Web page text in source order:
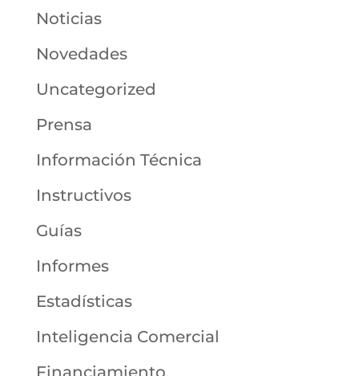
Noticias
Novedades
Uncategorized
Prensa
Información Técnica
Instructivos
Guías
Informes
Estadísticas
Inteligencia Comercial
Financiamiento